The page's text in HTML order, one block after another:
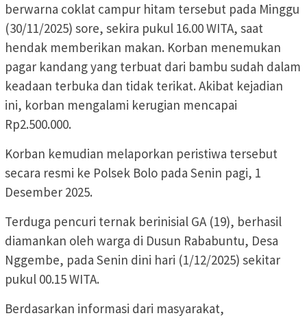
berwarna coklat campur hitam tersebut pada Minggu
(30/11/2025) sore, sekira pukul 16.00 WITA, saat
hendak memberikan makan. Korban menemukan
pagar kandang yang terbuat dari bambu sudah dalam
keadaan terbuka dan tidak terikat. Akibat kejadian
ini, korban mengalami kerugian mencapai
Rp2.500.000.
Korban kemudian melaporkan peristiwa tersebut
secara resmi ke Polsek Bolo pada Senin pagi, 1
Desember 2025.
Terduga pencuri ternak berinisial GA (19), berhasil
diamankan oleh warga di Dusun Rababuntu, Desa
Nggembe, pada Senin dini hari (1/12/2025) sekitar
pukul 00.15 WITA.
Berdasarkan informasi dari masyarakat,